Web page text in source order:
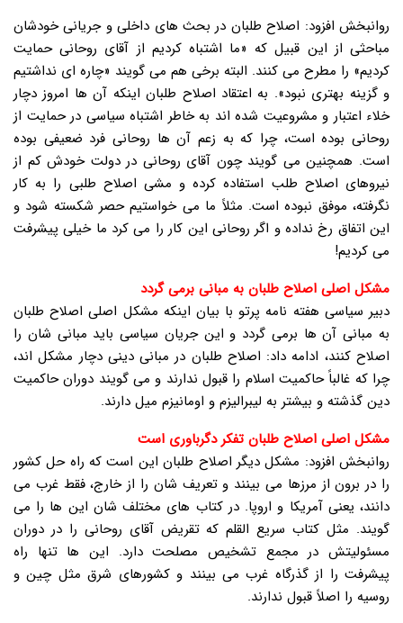
روانبخش افزود: اصلاح طلبان در بحث های داخلی و جریانی خودشان
مباحثی از این قبیل که «ما اشتباه کردیم از آقای روحانی حمایت
کردیم» را مطرح می کنند. البته برخی هم می گویند «چاره ای نداشتیم
و گزینه بهتری نبود». به اعتقاد اصلاح طلبان اینکه آن ها امروز دچار
خلاء اعتبار و مشروعیت شده اند به خاطر اشتباه سیاسی در حمایت از
روحانی بوده است، چرا که به زعم آن ها روحانی فرد ضعیفی بوده
است. همچنین می گویند چون آقای روحانی در دولت خودش کم از
نیروهای اصلاح طلب استفاده کرده و مشی اصلاح طلبی را به کار
نگرفته، موفق نبوده است. مثلاً ما می خواستیم حصر شکسته شود و
این اتفاق رخ نداده و اگر روحانی این کار را می کرد ما خیلی پیشرفت
می کردیم!
مشکل اصلی اصلاح طلبان به مبانی برمی گردد
دبیر سیاسی هفته نامه پرتو با بیان اینکه مشکل اصلی اصلاح طلبان
به مبانی آن ها برمی گردد و این جریان سیاسی باید مبانی شان را
اصلاح کنند، ادامه داد: اصلاح طلبان در مبانی دینی دچار مشکل اند،
چرا که غالباً حاکمیت اسلام را قبول ندارند و می گویند دوران حاکمیت
دین گذشته و بیشتر به لیبرالیزم و اومانیزم میل دارند.
مشکل اصلی اصلاح طلبان تفکر دگرباوری است
روانبخش افزود: مشکل دیگر اصلاح طلبان این است که راه حل کشور
را در برون از مرزها می بینند و تعریف شان را از خارج، فقط غرب می
دانند، یعنی آمریکا و اروپا. در کتاب های مختلف شان این ها را می
گویند. مثل کتاب سریع القلم که تقریض آقای روحانی را در دوران
مسئولیتش در مجمع تشخیص مصلحت دارد. این ها تنها راه
پیشرفت را از گذرگاه غرب می بینند و کشورهای شرق مثل چین و
روسیه را اصلاً قبول ندارند.